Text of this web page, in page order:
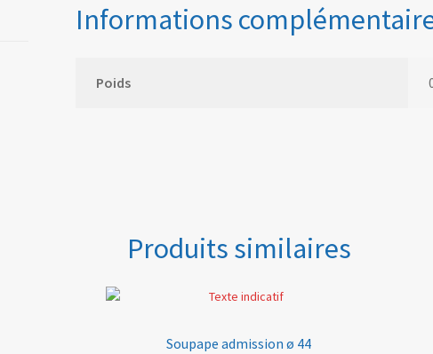
Informations
Poids
Produits similaires
Soupape admission ø 44